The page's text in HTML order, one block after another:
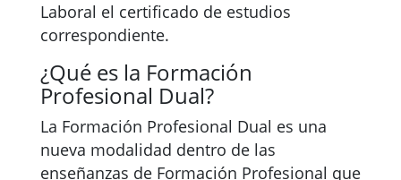
Laboral el certificado de estudios
correspondiente.
¿Qué es la Formación
Profesional Dual?
La Formación Profesional Dual es una
nueva modalidad dentro de las
enseñanzas de Formación Profesional que